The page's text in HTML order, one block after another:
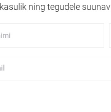
kasulik ning tegudele suunav